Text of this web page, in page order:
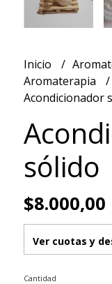
Inicio
Aromaterapia
Acondicionador
sólido
$8.000,00
Ver cuotas y
Cantidad